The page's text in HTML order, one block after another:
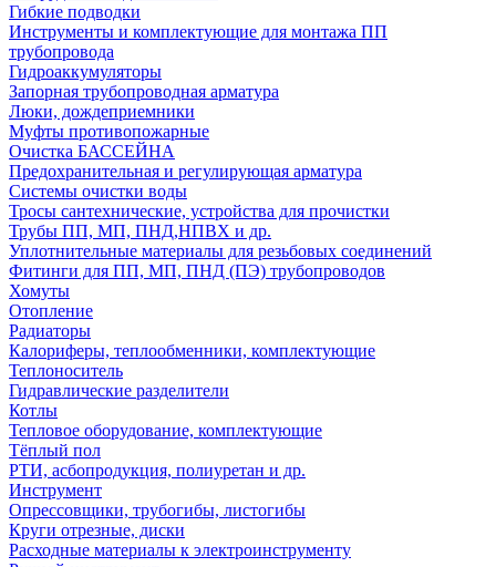
Гибкие подводки
Инструменты и комплектующие для монтажа ПП
трубопровода
Гидроаккумуляторы
Запорная трубопроводная арматура
Люки, дождеприемники
Муфты противопожарные
Очистка БАССЕЙНА
Предохранительная и регулирующая арматура
Системы очистки воды
Тросы сантехнические, устройства для прочистки
Трубы ПП, МП, ПНД,НПВХ и др.
Уплотнительные материалы для резьбовых соединений
Фитинги для ПП, МП, ПНД (ПЭ) трубопроводов
Хомуты
Отопление
Радиаторы
Калориферы, теплообменники, комплектующие
Теплоноситель
Гидравлические разделители
Котлы
Тепловое оборудование, комплектующие
Тёплый пол
РТИ, асбопродукция, полиуретан и др.
Инструмент
Опрессовщики, трубогибы, листогибы
Круги отрезные, диски
Расходные материалы к электроинструменту